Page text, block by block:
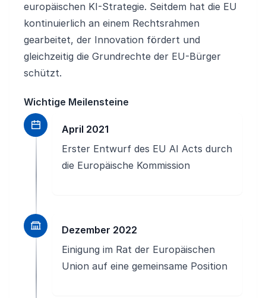
europäischen KI-Strategie. Seitdem hat die EU
kontinuierlich an einem Rechtsrahmen
gearbeitet, der Innovation fördert und
gleichzeitig die Grundrechte der EU-Bürger
schützt.
Wichtige Meilensteine
April 2021
Erster Entwurf des EU AI Acts durch
die Europäische Kommission
Dezember 2022
Einigung im Rat der Europäischen
Union auf eine gemeinsame Position